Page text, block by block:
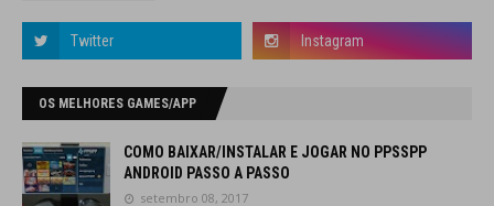
OS MELHORES GAMES/APP
COMO BAIXAR/INSTALAR E JOGAR NO PPSSPP
ANDROID PASSO A PASSO
setembro 08, 2017